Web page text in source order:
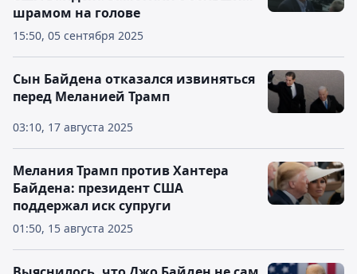
15:50, 05 сентября 2025
шрамом на голове
03:10, 17 августа 2025
Сын Байдена отказался извиняться
перед Меланией Трамп
01:50, 15 августа 2025
Мелания Трамп против Хантера
Байдена: президент США
поддержал иск супруги